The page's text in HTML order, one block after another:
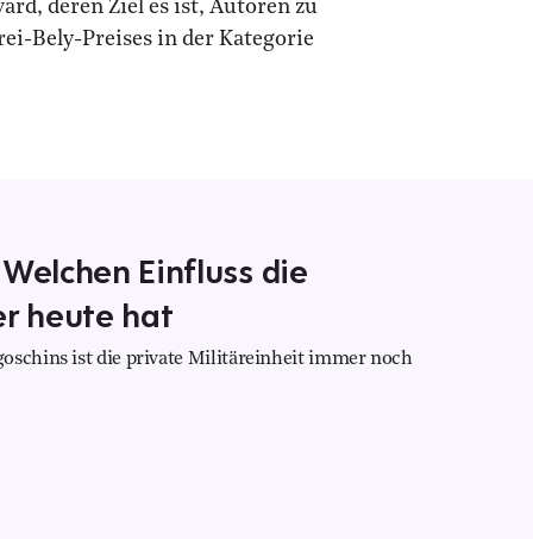
deren Ziel es ist, Autoren zu
Bely-Preises in der Kategorie
Einfluss die
heute hat
ist die private Militäreinheit immer noch